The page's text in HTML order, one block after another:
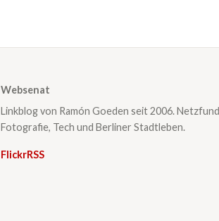
Websenat
Linkblog von Ramón Goeden seit 2006.
Fotografie, Tech und Berliner Stadtleben.
FlickrRSS